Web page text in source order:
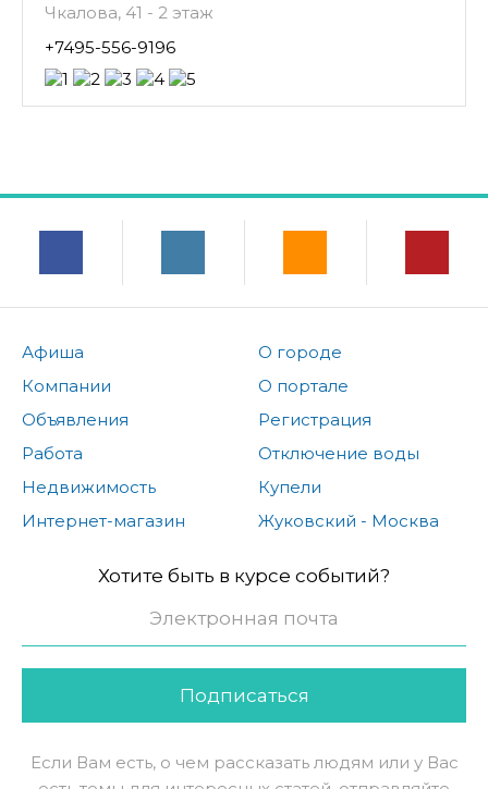
Чкалова, 41 - 2 этаж
+7495-556-9196
Афиша
Компании
Объявления
Работа
Недвижимость
Интернет-магазин
О городе
О портале
Регистрация
Отключение воды
Купели
Жуковский - Москва
Хотите быть в курсе событий?
Подписаться
Если Вам есть, о чем рассказать людям или у Вас